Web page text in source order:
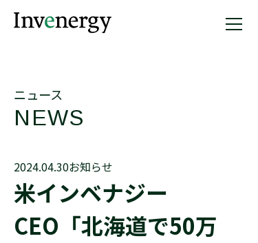
ニュース
NEWS
2024.04.30お知らせ
米インベナジー
CEO「北海道で50万